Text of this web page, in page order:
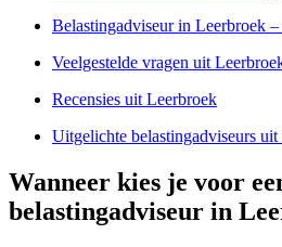
Belastingadviseur in Leerbroek
Veelgestelde vragen uit
Recensies uit Leerbroek
Uitgelichte belastingadviseurs
Wanneer kies je voor
belastingadviseur in